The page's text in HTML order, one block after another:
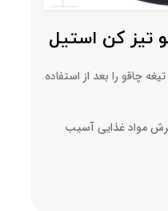
تیز کن استیل
چاقو را بعد از استفاده
برش مواد غذایی آسیب